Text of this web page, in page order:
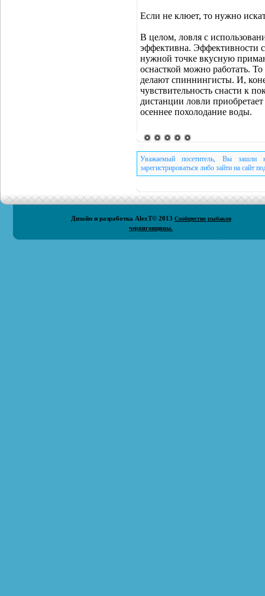
Если не клюет, то нужно
В целом, ловля с
эффективна. Эффективности
нужной точке вкусную
оснасткой можно работать.
делают спиннингисты. И,
чувствительность снасти к
дистанции ловли
осеннее похолодание воды.
Уважаемый посетитель, Вы зашли
зарегистрироваться либо зайти на сайт
Дизайн и разработка AlexT© 2013 Сообщество рыбаков
черниговщины.